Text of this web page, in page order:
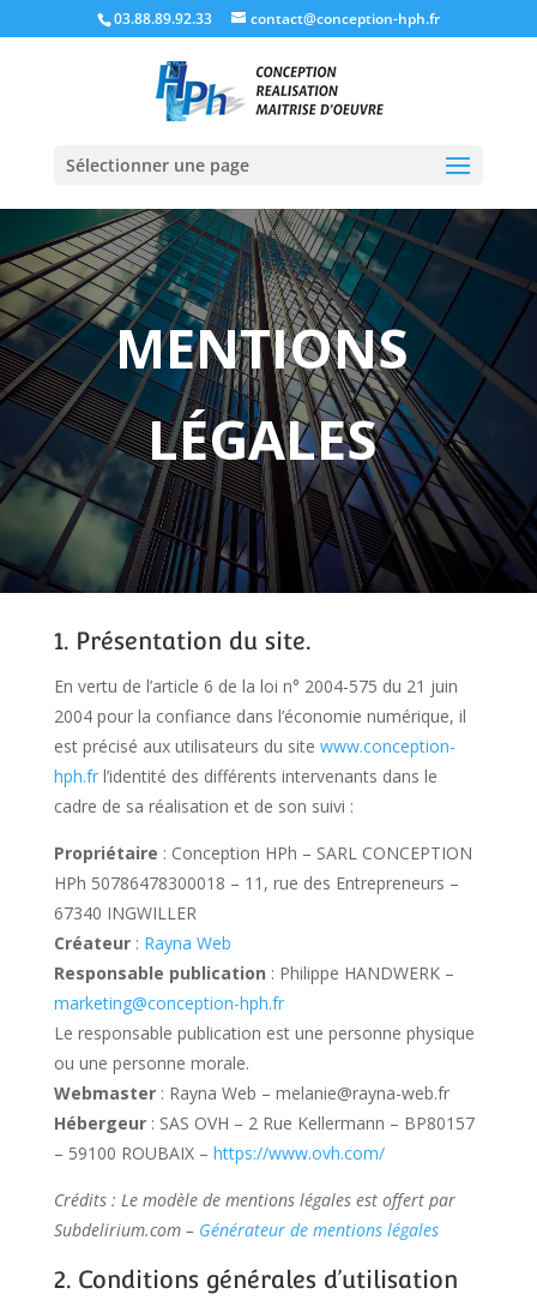
03.88.89.92.33 contact@conception-hph.fr
Sélectionner une page
MENTIONS
LÉGALES
1. Présentation du site.
En vertu de l’article 6 de la loi n° 2004-575 du 21 juin
2004 pour la confiance dans l’économie numérique, il
est précisé aux utilisateurs du site www.conception-
hph.frl’identité des différents intervenants dans le
cadre de sa réalisation et de son suivi :
Propriétaire : Conception HPh – SARL CONCEPTION
HPh 50786478300018 – 11, rue des Entrepreneurs –
67340 INGWILLER
Créateur: Rayna Web
Responsable publication : Philippe HANDWERK –
marketing@conception-hph.fr
Le responsable publication est une personne physique
ou une personne morale.
Webmaster: Rayna Web – melanie@rayna-web.fr
Hébergeur: SAS OVH – 2 Rue Kellermann – BP80157
– 59100 ROUBAIX – https://www.ovh.com/
Crédits : Le modèle de mentions légales est offert par
Subdelirium.com – Générateur de mentions légales
2. Conditions générales d’utilisation